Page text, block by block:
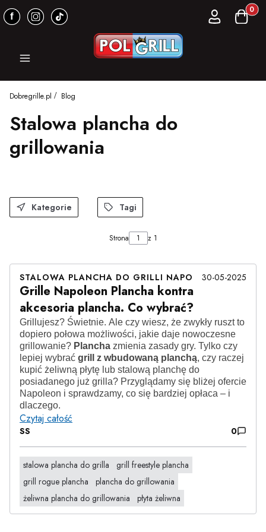
Zaloguj sięKoszyk
Menu
Dobregrille.pl Blog
Stalowa plancha do
grillowania
Kategorie Tagi
Strona z 1
STALOWA PLANCHA DO GRILLI NAPO 30-05-2025
Grille Napoleon Plancha kontra
akcesoria plancha. Co wybrać?
Grillujesz? Świetnie. Ale czy wiesz, że zwykły ruszt to
dopiero połowa możliwości, jakie daje nowoczesne
grillowanie? Plancha zmienia zasady gry. Tylko czy
lepiej wybrać grill z wbudowaną planchą, czy raczej
kupić żeliwną płytę lub stalową planchę do
posiadanego już grilla? Przyglądamy się bliżej ofercie
Napoleon i sprawdzamy, co się bardziej opłaca – i
dlaczego.
Czytaj całość
SS 0
stalowa plancha do grilla
grill freestyle plancha
grill rogue plancha
plancha do grillowania
żeliwna plancha do grillowania
płyta żeliwna